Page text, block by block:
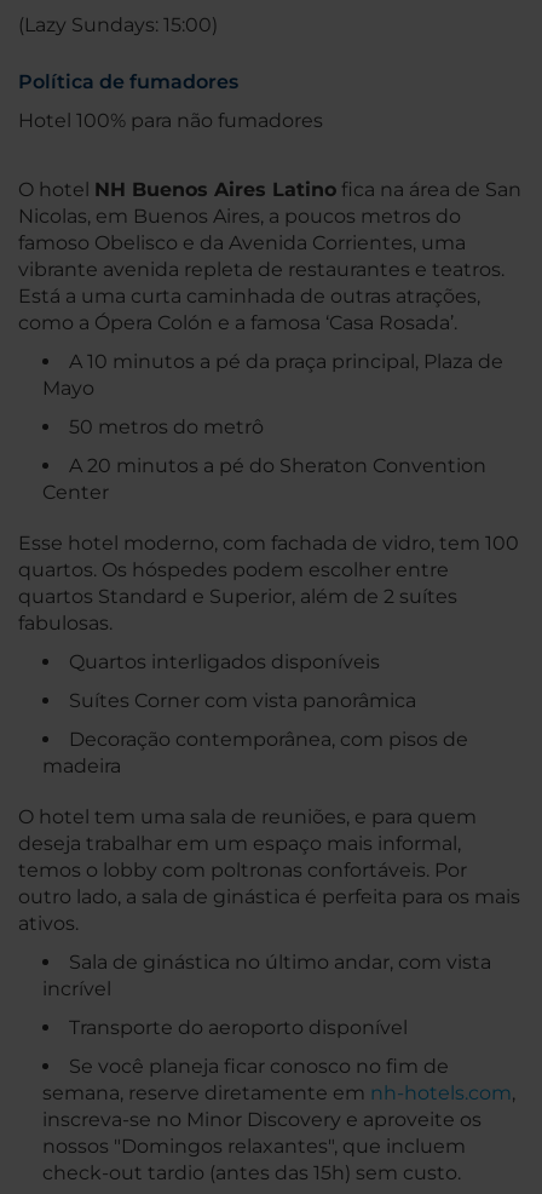
(Lazy Sundays: 15:00)
Política de fumadores
Hotel 100% para não fumadores
O hotel NH Buenos Aires Latino fica na área de San
Nicolas, em Buenos Aires, a poucos metros do
famoso Obelisco e da Avenida Corrientes, uma
vibrante avenida repleta de restaurantes e teatros.
Está a uma curta caminhada de outras atrações,
como a Ópera Colón e a famosa ‘Casa Rosada’.
A 10 minutos a pé da praça principal, Plaza de
Mayo
50 metros do metrô
A 20 minutos a pé do Sheraton Convention
Center
Esse hotel moderno, com fachada de vidro, tem 100
quartos. Os hóspedes podem escolher entre
quartos Standard e Superior, além de 2 suítes
fabulosas.
Quartos interligados disponíveis
Suítes Corner com vista panorâmica
Decoração contemporânea, com pisos de
madeira
O hotel tem uma sala de reuniões, e para quem
deseja trabalhar em um espaço mais informal,
temos o lobby com poltronas confortáveis. Por
outro lado, a sala de ginástica é perfeita para os mais
ativos.
Sala de ginástica no último andar, com vista
incrível
Transporte do aeroporto disponível
Se você planeja ficar conosco no fim de
semana, reserve diretamente em nh-hotels.com,
inscreva-se no Minor Discovery e aproveite os
nossos "Domingos relaxantes", que incluem
check-out tardio (antes das 15h) sem custo.